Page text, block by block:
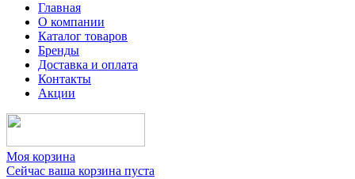
Главная
О компании
Каталог товаров
Бренды
Доставка и оплата
Контакты
Акции
Моя корзина
Сейчас ваша корзина пуста